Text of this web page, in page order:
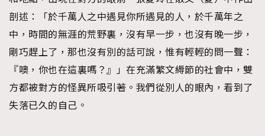
AFrenchMind
DressLikeAParisienne
EmpowerF
FashionWeek FigaroAesthetic
剖述：「於千萬人之中遇見你所遇見的人，於千萬年之
中，時間的無涯的荒野裏，沒有早一步，也沒有晚一步，
剛巧趕上了，那也沒有別的話可說，惟有輕輕的問一聲：
『噢，你也在這裏嗎？』」在充滿繁文縟節的社會中，雙
方都被對方的怪異所吸引著。我們從別人的眼內，看到了
失落已久的自己。